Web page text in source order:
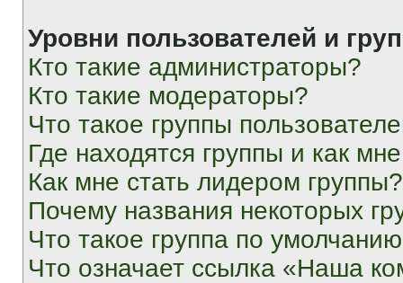
Уровни пользователей и
Кто такие администраторы?
Кто такие модераторы?
Что такое группы
Где находятся группы и как
Как мне стать лидером группы?
Почему названия некоторых
Что такое группа по
Что означает ссылка «Наша